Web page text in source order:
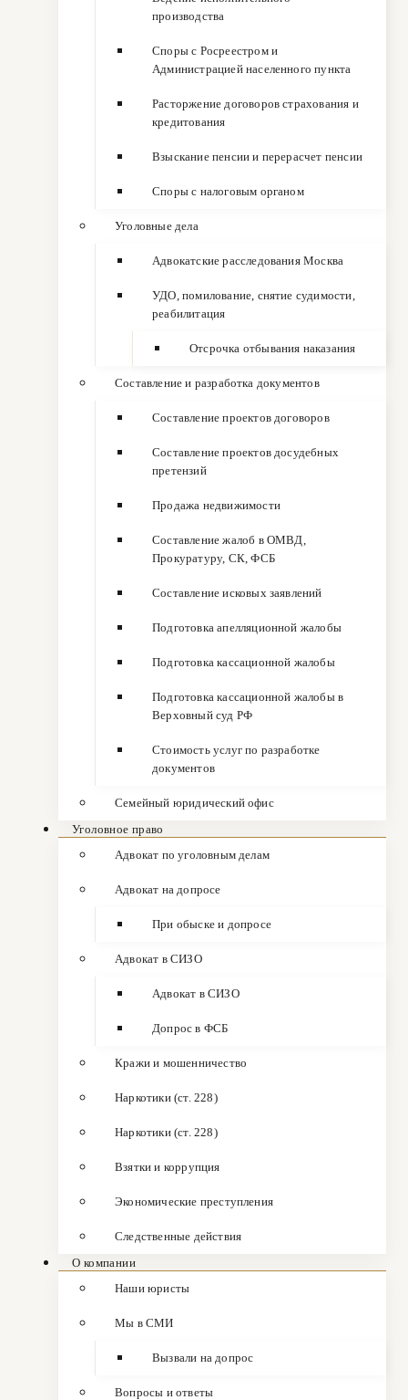
производства
Споры с Росреестром и
Администрацией населенного пункта
Расторжение договоров страхования и
кредитования
Взыскание пенсии и перерасчет пенсии
Споры с налоговым органом
Уголовные дела
Адвокатские расследования Москва
УДО, помилование, снятие судимости,
реабилитация
Отсрочка отбывания наказания
Составление и разработка документов
Составление проектов договоров
Составление проектов досудебных
претензий
Продажа недвижимости
Составление жалоб в ОМВД,
Прокуратуру, СК, ФСБ
Составление исковых заявлений
Подготовка апелляционной жалобы
Подготовка кассационной жалобы
Подготовка кассационной жалобы в
Верховный суд РФ
Стоимость услуг по разработке
документов
Семейный юридический офис
Уголовное право
Адвокат по уголовным делам
Адвокат на допросе
При обыске и допросе
Адвокат в СИЗО
Адвокат в СИЗО
Допрос в ФСБ
Кражи и мошенничество
Наркотики (ст. 228)
Наркотики (ст. 228)
Взятки и коррупция
Экономические преступления
Следственные действия
О компании
Наши юристы
Мы в СМИ
Вызвали на допрос
Вопросы и ответы